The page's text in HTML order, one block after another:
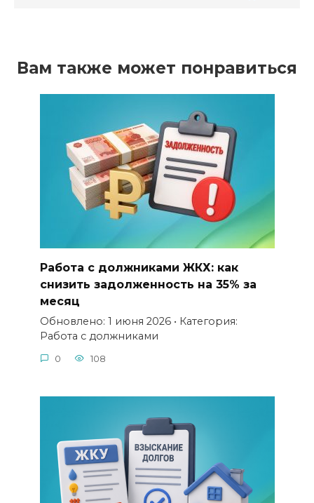
Вам также может понравиться
Работа с должниками ЖКХ: как
снизить задолженность на 35% за
месяц
Обновлено: 1 июня 2026 • Категория:
Работа с должниками
0 108